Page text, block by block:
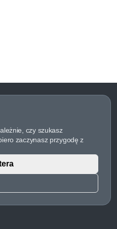
czy szukasz
zaczynasz przygodę z